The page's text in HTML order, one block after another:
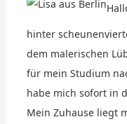
hinter
dem malerischen
für mein Studium
habe mich sofort in
Mein Zuhause liegt